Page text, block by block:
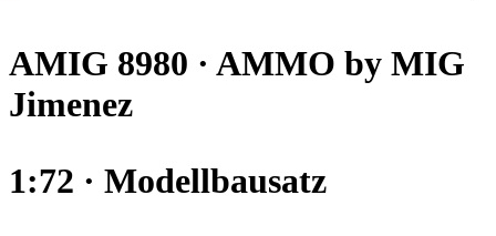
AMIG 8980 · AMMO by MIG
Jimenez
1:72 · Modellbausatz